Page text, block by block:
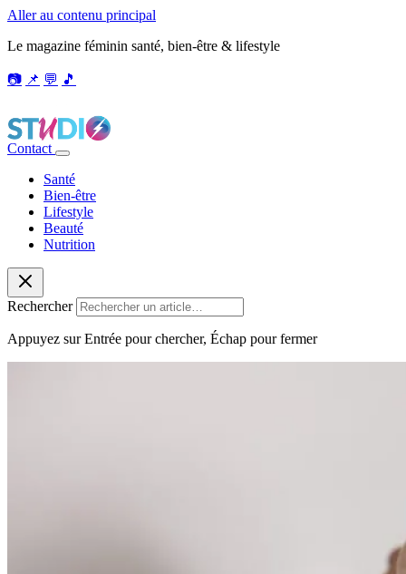
Aller au contenu principal
Le magazine féminin santé, bien-être & lifestyle
📷 📌 💬 🎵
Contact
Santé
Bien-être
Lifestyle
Beauté
Nutrition
Rechercher
Appuyez sur Entrée pour chercher, Échap pour fermer